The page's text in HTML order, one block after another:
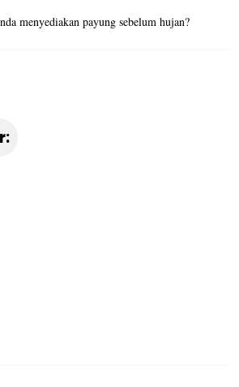
menyediakan payung sebelum hujan?